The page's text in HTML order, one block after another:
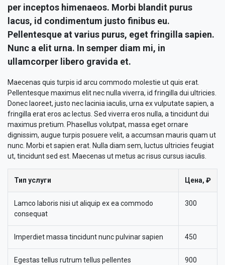
per inceptos himenaeos. Morbi blandit purus
lacus, id condimentum justo finibus eu.
Pellentesque at varius purus, eget fringilla sapien.
Nunc a elit urna. In semper diam mi, in
ullamcorper libero gravida et.
Maecenas quis turpis id arcu commodo molestie ut quis erat.
Pellentesque maximus elit nec nulla viverra, id fringilla dui ultricies.
Donec laoreet, justo nec lacinia iaculis, urna ex vulputate sapien, a
fringilla erat eros ac lectus. Sed viverra eros nulla, a tincidunt dui
maximus pretium. Phasellus volutpat, massa eget ornare
dignissim, augue turpis posuere velit, a accumsan mauris quam ut
nunc. Morbi et sapien erat. Nulla diam sem, luctus ultricies feugiat
ut, tincidunt sed est. Maecenas ut metus ac risus cursus iaculis.
Тип услуги Цена, ₽
Lamco laboris nisi ut aliquip ex ea commodo
consequat
300
Imperdiet massa tincidunt nunc pulvinar sapien 450
Egestas tellus rutrum tellus pellentes 900